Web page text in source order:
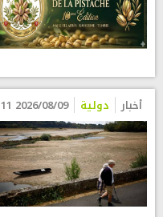
أخبار دولية 2026/08/09 19:11